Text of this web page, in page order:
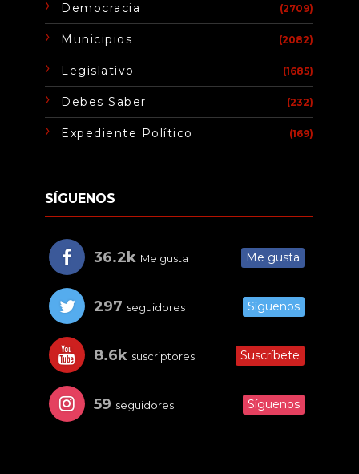
Democracia (2709)
Municipios (2082)
Legislativo (1685)
Debes Saber (232)
Expediente Político (169)
SÍGUENOS
36.2k Me gusta Me gusta
297 seguidores Síguenos
8.6k suscriptores Suscríbete
59 seguidores Síguenos